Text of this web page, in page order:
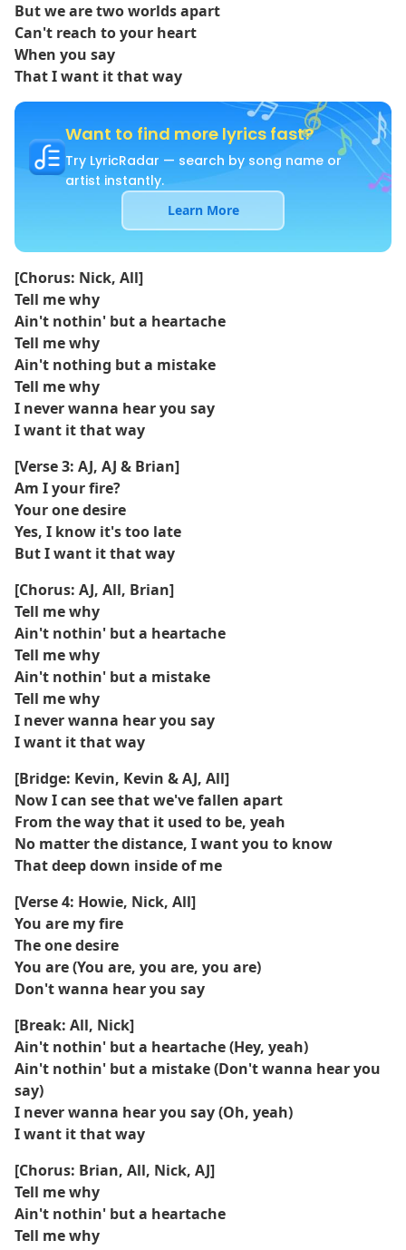
But we are two worlds apart
Can't reach to your heart
When you say
That I want it that way
Want to find more lyrics fast?
Try LyricRadar — search by song name or
artist instantly.
Learn More
[Chorus: Nick, All]
Tell me why
Ain't nothin' but a heartache
Tell me why
Ain't nothing but a mistake
Tell me why
I never wanna hear you say
I want it that way
[Verse 3: AJ, AJ & Brian]
Am I your fire?
Your one desire
Yes, I know it's too late
But I want it that way
[Chorus: AJ, All, Brian]
Tell me why
Ain't nothin' but a heartache
Tell me why
Ain't nothin' but a mistake
Tell me why
I never wanna hear you say
I want it that way
[Bridge: Kevin, Kevin & AJ, All]
Now I can see that we've fallen apart
From the way that it used to be, yeah
No matter the distance, I want you to know
That deep down inside of me
[Verse 4: Howie, Nick, All]
You are my fire
The one desire
You are (You are, you are, you are)
Don't wanna hear you say
[Break: All, Nick]
Ain't nothin' but a heartache (Hey, yeah)
Ain't nothin' but a mistake (Don't wanna hear you
say)
I never wanna hear you say (Oh, yeah)
I want it that way
[Chorus: Brian, All, Nick, AJ]
Tell me why
Ain't nothin' but a heartache
Tell me why